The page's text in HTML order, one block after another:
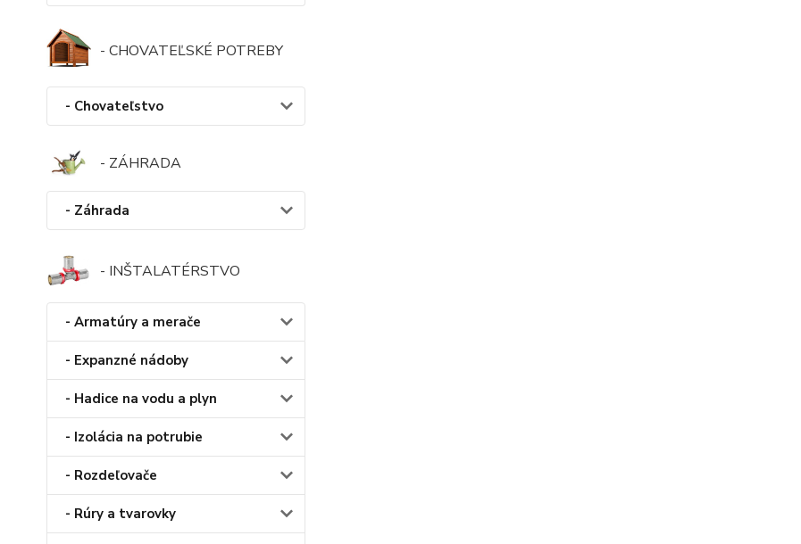
- CHOVATEĽSKÉ POTREBY
- Chovateľstvo
- ZÁHRADA
- Záhrada
- INŠTALATÉRSTVO
- Armatúry a merače
- Expanzné nádoby
- Hadice na vodu a plyn
- Izolácia na potrubie
- Rozdeľovače
- Rúry a tvarovky